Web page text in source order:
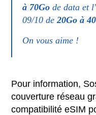
à 70Go de data et
09/10 de20Go à
On vous aime !
Pour information,
couverture réseau
compatibilité eSIM